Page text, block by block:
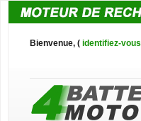
Bienvenue, ( identifiez-vous